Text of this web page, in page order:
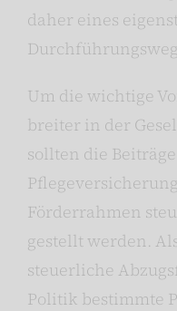
daher eines
Um die wichtige
breiter in der
sollten die
Förderrahmen
gestellt werden.
steuerliche
Politik bestimmte